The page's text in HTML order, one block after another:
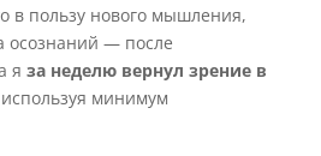
в пользу нового мышления,
осознаний — после
я за неделю вернул зрение в
минимум